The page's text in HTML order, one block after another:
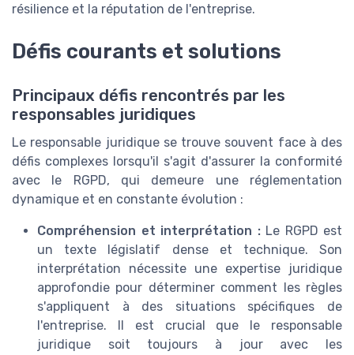
résilience et la réputation de l'entreprise.
Défis courants et solutions
Principaux défis rencontrés par les
responsables juridiques
Le responsable juridique se trouve souvent face à des
défis complexes lorsqu'il s'agit d'assurer la conformité
avec le RGPD, qui demeure une réglementation
dynamique et en constante évolution :
Compréhension et interprétation :Le RGPD est
un texte législatif dense et technique. Son
interprétation nécessite une expertise juridique
approfondie pour déterminer comment les règles
s'appliquent à des situations spécifiques de
l'entreprise. Il est crucial que le responsable
juridique soit toujours à jour avec les